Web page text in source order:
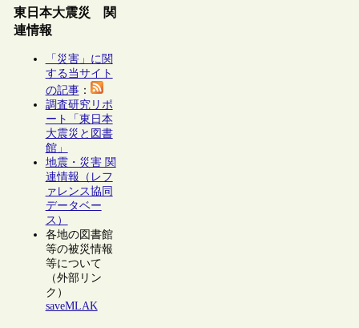
東日本大震災 関
連情報
「災害」に関
する当サイト
の記事：
調査研究リポ
ート「東日本
大震災と図書
館」
地震・災害 関
連情報（レフ
ァレンス協同
データベー
ス）
各地の図書館
等の被災情報
等について
（外部リン
ク）
saveMLAK